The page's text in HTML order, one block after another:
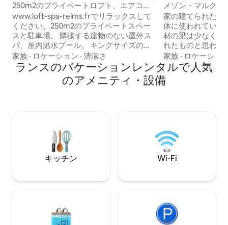
250m2のプライベートロフト、エアコ
ン、プール、スパ
www.loft-spa-reims.frでリラックスして
ください。250m2のプライベートスペー
スと駐車場。 隣接する建物のない屋外ス
パ、屋内温水プール。 キングサイズのベ
ッドルーム、ドレッシングルーム、シャ
ワールーム。 160x200のベッドルーム2
室、専用シャワールーム。 フリップパ
ー、テーブル・サッカー、ジュークボッ
フトの外部入り口を撮影しています。 違
法行為は禁止されています。
家族 · ロケーション · 清潔さ
メゾン・マルクス
街
家の建てられた年
体に使われている
材の梁は少なくと
れたものと思われ
げで、3階建ての
とても居心地の良
はランチ／ダイニ
きのオープンファ
探索しながら滞在
泊先です。
家族 · ロケーショ
ランスのバケーションレンタルで人気
のアメニティ・設備
キッチン Wi-Fi